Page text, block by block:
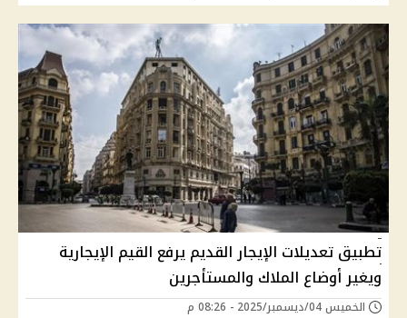
تطبيق تعديلات الإيجار القديم يرفع القيم الإيجارية
ويغير أوضاع الملاك والمستأجرين
الخميس 04/ديسمبر/2025 - 08:26 م